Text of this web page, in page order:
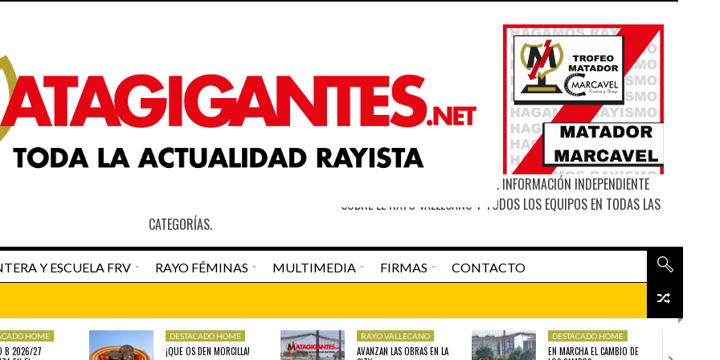
SITIO WEB DE MATAGIGANTES. INFORMACIÓN INDEPENDIENTE
SOBRE EL RAYO VALLECANO Y TODOS LOS EQUIPOS EN TODAS LAS
CATEGORÍAS.
Y ESCUELA FRV RAYO FÉMINAS MULTIMEDIA FIRMAS CONTACTO
DESTACADO HOME RAYO VALLECANO DESTACADO HOME
HOME
B 2026/27
DESTACADO HOME
¡QUE OS DEN MORCILLA!
RAYO VALLECANO
AVANZAN LAS OBRAS EN LA
DESTACADO HOME
EN MARCHA EL CAMBIO DE